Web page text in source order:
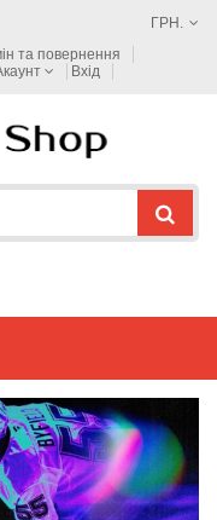
ГРН.
та повернення
Вхід